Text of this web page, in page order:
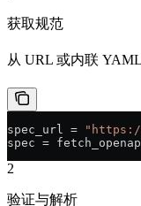
获取规范
从 URL 或内联
spec_url =
"https://
spec =
2
验证与解析